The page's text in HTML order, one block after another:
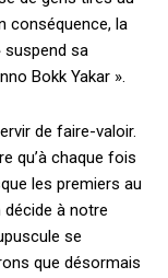
conséquence, la
suspend sa
Bokk Yakar ».
de faire-valoir.
qu’à chaque fois
les premiers au
décide à notre
se
que désormais